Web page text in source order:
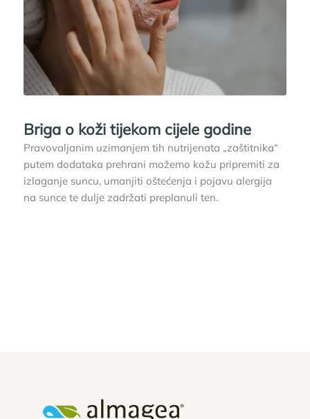
Briga o koži tijekom cijele godine
Pravovaljanim uzimanjem tih nutrijenata „zaštitnika“
putem dodataka prehrani možemo kožu pripremiti za
izlaganje suncu, umanjiti oštećenja i pojavu alergija
na sunce te dulje zadržati preplanuli ten.